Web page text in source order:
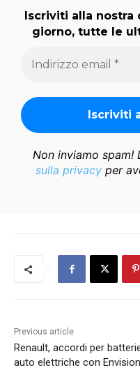
Iscriviti alla nostra
giorno, tutte le
Non inviamo spam!
sulla privacyper
Previous article
Renault, accordi per
auto elettriche con